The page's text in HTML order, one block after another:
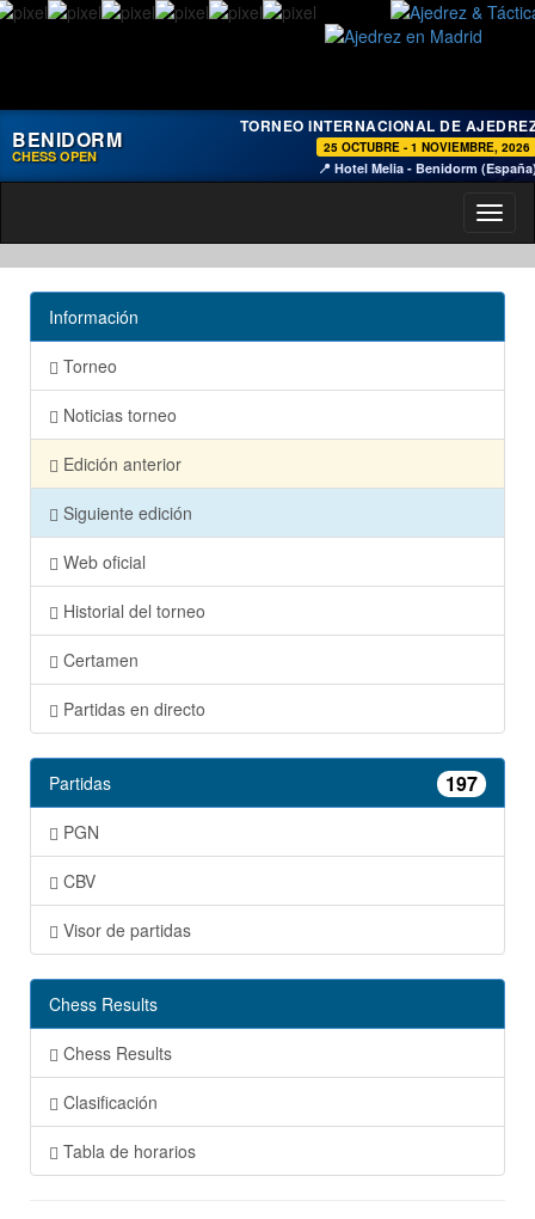
BENIDORM
CHESS OPEN
TORNEO INTERNACIONAL DE
25 OCTUBRE - 1 NOVIEMBRE, 2026
📍 Hotel Melia - Benidorm
Información
Torneo
Noticias torneo
Edición anterior
Siguiente edición
Web oficial
Historial del torneo
Certamen
Partidas en directo
Partidas 197
PGN
CBV
Visor de partidas
Chess Results
Chess Results
Clasificación
Tabla de horarios